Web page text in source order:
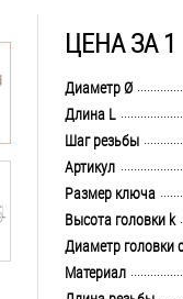
ЦЕНА ЗА
Диаметр Ø
Длина L
Шаг резьбы
Артикул
Размер ключа
Высота головки k
Диаметр головки
Материал